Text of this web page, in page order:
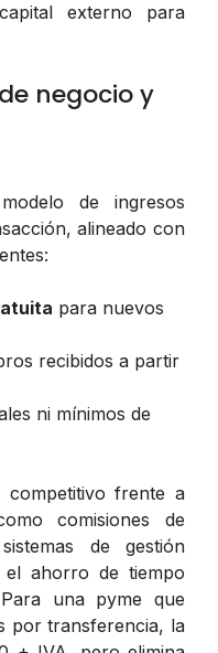
externo para
negocio y
de ingresos
alineado con
para nuevos
recibidos a partir
ni mínimos de
competitivo frente a
comisiones de
de gestión
ahorro de tiempo
una pyme que
por transferencia, la